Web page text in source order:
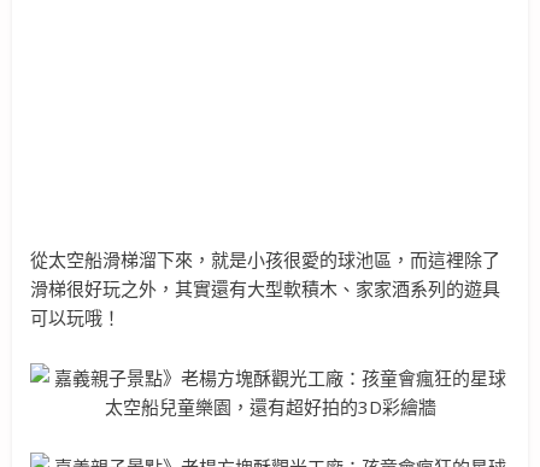
從太空船滑梯溜下來，就是小孩很愛的球池區，而這裡除了
滑梯很好玩之外，其實還有大型軟積木、家家酒系列的遊具
可以玩哦！